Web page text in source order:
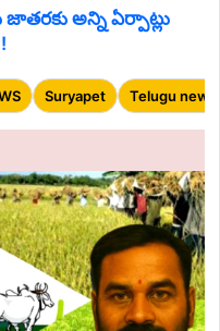
జాతరకు అన్ని ఏర్పాట్లు
Suryapet Telugu news